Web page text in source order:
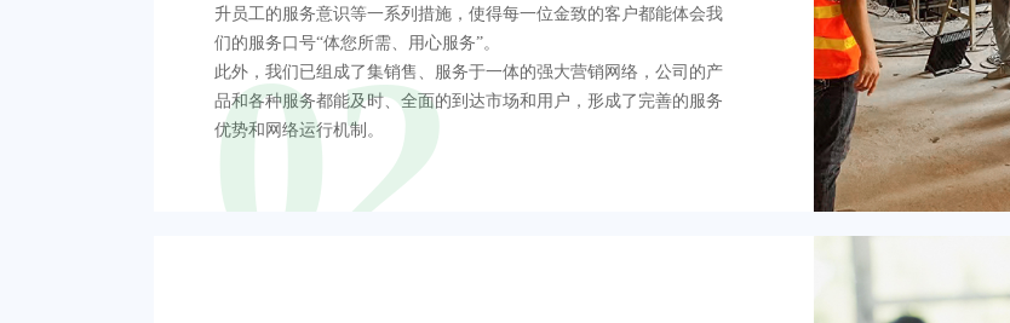
02
升员工的服务意识等一系列措施，使得每一位金致的客户都能体会我
们的服务口号“体您所需、用心服务”。
此外，我们已组成了集销售、服务于一体的强大营销网络，公司的产
品和各种服务都能及时、全面的到达市场和用户，形成了完善的服务
优势和网络运行机制。